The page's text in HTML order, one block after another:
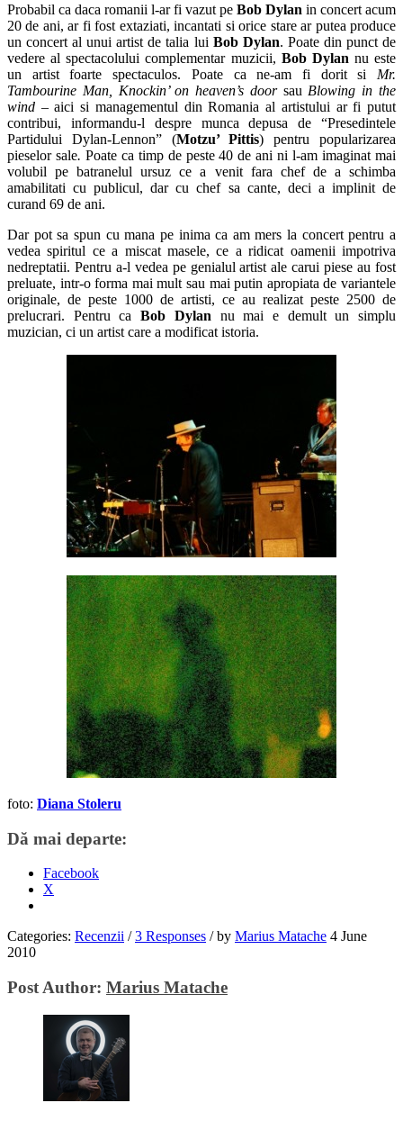
Probabil ca daca romanii l-ar fi vazut pe Bob Dylan in concert acum
20 de ani, ar fi fost extaziati, incantati si orice stare ar putea produce
un concert al unui artist de talia lui Bob Dylan. Poate din punct de
vedere al spectacolului complementar muzicii, Bob Dylan nu este
un artist foarte spectaculos. Poate ca ne-am fi dorit si Mr.
Tambourine Man, Knockin’ on heaven’s door sau Blowing in the
wind –aici si managementul din Romania al artistului ar fi putut
contribui, informandu-l despre munca depusa de “Presedintele
Partidului Dylan-Lennon” (Motzu’ Pittis) pentru popularizarea
pieselor sale. Poate ca timp de peste 40 de ani ni l-am imaginat mai
volubil pe batranelul ursuz ce a venit fara chef de a schimba
amabilitati cu publicul, dar cu chef sa cante, deci a implinit de
curand 69 de ani.
Dar pot sa spun cu mana pe inima ca am mers la concert pentru a
vedea spiritul ce a miscat masele, ce a ridicat oamenii impotriva
nedreptatii. Pentru a-l vedea pe genialul artist ale carui piese au fost
preluate, intr-o forma mai mult sau mai putin apropiata de variantele
originale, de peste 1000 de artisti, ce au realizat peste 2500 de
prelucrari. Pentru caBob Dylan nu mai e demult un simplu
muzician, ci un artist care a modificat istoria.
foto: Diana Stoleru
Dă mai departe:
Facebook
X
Categories: Recenzii / 3 Responses /by Marius Matache 4 June
2010
Post Author: Marius Matache